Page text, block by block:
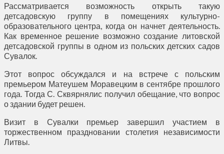
Рассматривается возможность открыть такую
детсадовскую группу в помещениях культурно-
образовательного центра, когда он начнет деятельность.
Как временное решение возможно создание литовской
детсадовской группы в одном из польских детских садов
Сувалок.
Этот вопрос обсуждался и на встрече с польским
премьером Матеушем Моравецким в сентябре прошлого
года. Тогда С. Сквярнялис получил обещание, что вопрос
о здании будет решен.
Визит в Сувалки премьер завершил участием в
торжественном праздновании столетия независимости
Литвы.